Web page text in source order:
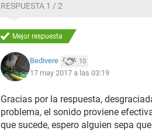
RESPUESTA 1 / 2
Mejor respuesta
Bedivere 10
17 may 2017 a las 03:19
Gracias por la respuesta,
problema, el sonido proviene
que sucede, espero alguien sepa